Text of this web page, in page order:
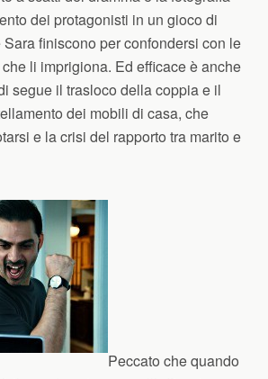
dei protagonisti in un gioco di
finiscono per confondersi con le
li imprigiona. Ed efficace è anche
segue il trasloco della coppia e il
dei mobili di casa, che
e la crisi del rapporto tra marito e
Peccato che quando